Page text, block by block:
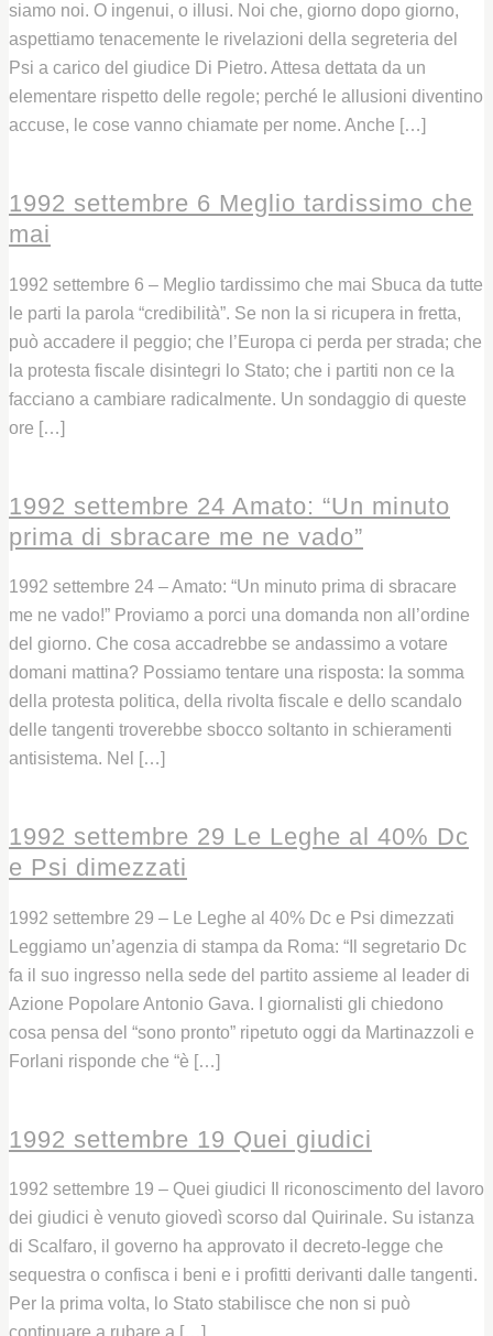
siamo noi. O ingenui, o illusi. Noi che, giorno dopo giorno,
aspettiamo tenacemente le rivelazioni della segreteria del
Psi a carico del giudice Di Pietro. Attesa dettata da un
elementare rispetto delle regole; perché le allusioni diventino
accuse, le cose vanno chiamate per nome. Anche […]
1992 settembre 6 Meglio tardissimo che
mai
1992 settembre 6 – Meglio tardissimo che mai Sbuca da tutte
le parti la parola “credibilità”. Se non la si ricupera in fretta,
può accadere il peggio; che l’Europa ci perda per strada; che
la protesta fiscale disintegri lo Stato; che i partiti non ce la
facciano a cambiare radicalmente. Un sondaggio di queste
ore […]
1992 settembre 24 Amato: “Un minuto
prima di sbracare me ne vado”
1992 settembre 24 – Amato: “Un minuto prima di sbracare
me ne vado!” Proviamo a porci una domanda non all’ordine
del giorno. Che cosa accadrebbe se andassimo a votare
domani mattina? Possiamo tentare una risposta: la somma
della protesta politica, della rivolta fiscale e dello scandalo
delle tangenti troverebbe sbocco soltanto in schieramenti
antisistema. Nel […]
1992 settembre 29 Le Leghe al 40% Dc
e Psi dimezzati
1992 settembre 29 – Le Leghe al 40% Dc e Psi dimezzati
Leggiamo un’agenzia di stampa da Roma: “Il segretario Dc
fa il suo ingresso nella sede del partito assieme al leader di
Azione Popolare Antonio Gava. I giornalisti gli chiedono
cosa pensa del “sono pronto” ripetuto oggi da Martinazzoli e
Forlani risponde che “è […]
1992 settembre 19 Quei giudici
1992 settembre 19 – Quei giudici Il riconoscimento del lavoro
dei giudici è venuto giovedì scorso dal Quirinale. Su istanza
di Scalfaro, il governo ha approvato il decreto-legge che
sequestra o confisca i beni e i profitti derivanti dalle tangenti.
Per la prima volta, lo Stato stabilisce che non si può
continuare a rubare a […]